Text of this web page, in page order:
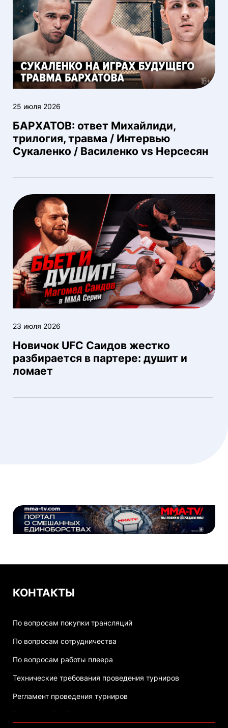
25 июля 2026
БАРХАТОВ: ответ Михайлиди,
трилогия, травма / Интервью
Сукаленко / Василенко vs Нерсесян
23 июля 2026
Новичок UFC Саидов жестко
разбирается в партере: душит и
ломает
КОНТАКТЫ
По вопросам покупки трансляций
По вопросам сотрудничества
По вопросам работы плеера
Технические требования проведения турниров
Регламент проведения турниров
Политика обработки персональных данных